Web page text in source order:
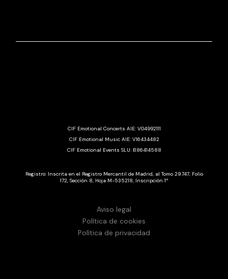
CIF Emotional Concerts AIE: V04992111
CIF Emotional Music AIE: V16434482
CIF Emotional Events SLU: B86414588
Registro: Inscrita en el Registro Mercantil de Madrid, al Tomo 29.747, Folio
172, Sección 8, Hoja M-535218, Inscripción 1ª
Aviso legal
Política de cookies
Política de privacidad